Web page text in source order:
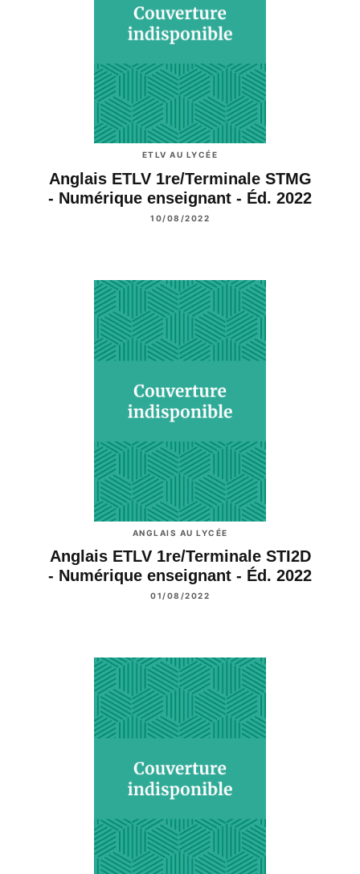
ETLV AU LYCÉE
Anglais ETLV 1re/Terminale STMG
- Numérique enseignant - Éd. 2022
10/08/2022
ANGLAIS AU LYCÉE
Anglais ETLV 1re/Terminale STI2D
- Numérique enseignant - Éd. 2022
01/08/2022